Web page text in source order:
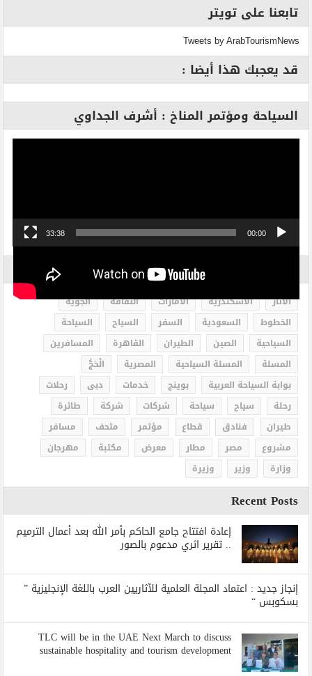
تابعنا على تويتر
Tweets by ArabTourismNews
قد يعجبك هذا أيضا :
السياحة ومؤتمر المناخ : أشرف الجداوي
00:00
33:38
الاثار الاسكندرية الامارات الثقافة
الجوية
الخطوط
السعودية السفر السياح
السياحة
السياحية
الصين الطيران القاهرة
المسافرين
المسلة
المسلة السياحية المصرية
الْحَجُّ
بوابة السياحة العربية
بوينج خدمات دبى
رحلات
رحلة
سياح سياحة شركات شركة
طائرة
طيران
فنادق قطاع مؤتمر متحف
مسافر
مشروع
مصر مطار معرض مكتبة
مهرجان
وزارة
وزير وزيرة
Recent Posts
إعادة افتتاح جامع الحاكم بأمر الله بعد أعمال الترميم
.. تقرير اثري مدعوم بالصور
إنجاز جديد : اعتماد المجلة العلمية للآثاريين العرب باللغة الإنجليزية ”
بسكوبس “
TLC will be in the UAE Next March to discuss
sustainable hospitality and tourism development